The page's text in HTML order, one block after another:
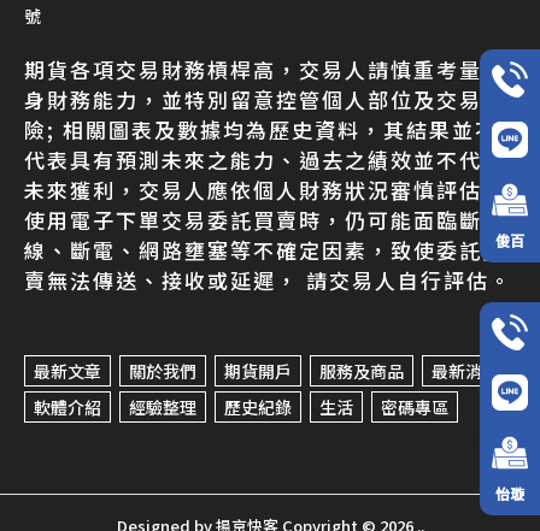
號
期貨各項交易財務槓桿高，交易人請慎重考量自
身財務能力，並特別留意控管個人部位及交易風
險; 相關圖表及數據均為歷史資料，其結果並不
代表具有預測未來之能力、過去之績效並不代表
未來獲利，交易人應依個人財務狀況審慎評估。
使用電子下單交易委託買賣時，仍可能面臨斷
線、斷電、網路壅塞等不確定因素，致使委託買
賣無法傳送、接收或延遲， 請交易人自行評估。
最新文章 關於我們 期貨開戶 服務及商品
最新消息
軟體介紹
經驗整理 歷史紀錄 生活
密碼專區
俊百
怡璇
Designed by揚京快客Copyright © 2026 ..